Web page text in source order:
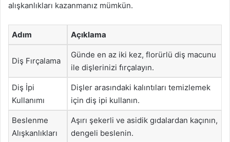
alışkanlıkları kazanmanız mümkün.
Adım Açıklama
Diş Fırçalama
Günde en az iki kez, florürlü diş macunu
ile dişlerinizi fırçalayın.
Diş İpi
Kullanımı
Dişler arasındaki kalıntıları temizlemek
için diş ipi kullanın.
Beslenme
Alışkanlıkları
Aşırı şekerli ve asidik gıdalardan kaçının,
dengeli beslenin.